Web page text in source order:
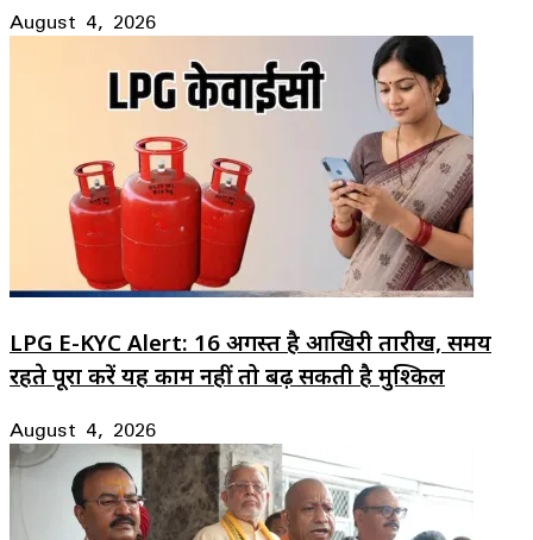
August 4, 2026
LPG E-KYC Alert: 16 अगस्त है आखिरी तारीख, समय
रहते पूरा करें यह काम नहीं तो बढ़ सकती है मुश्किल
August 4, 2026